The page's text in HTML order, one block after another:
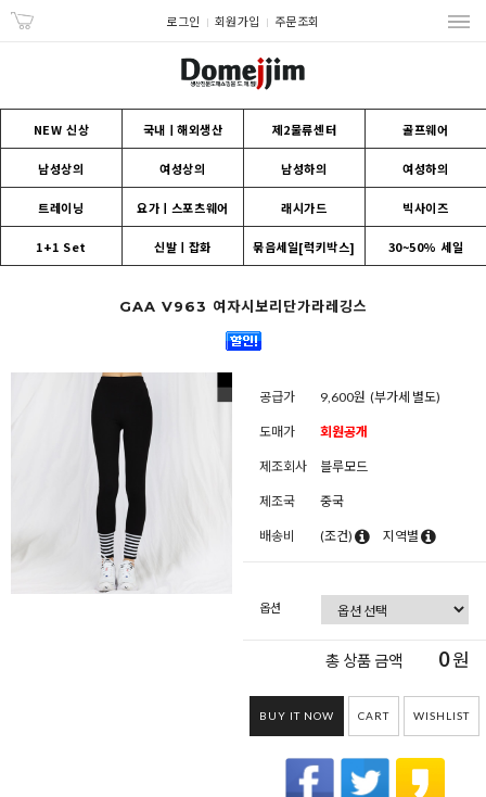
로그인 회원가입 주문조회
NEW 신상 국내ㅣ해외생산 제2물류센터 골프웨어
남성상의 여성상의 남성하의 여성하의
트레이닝 요가ㅣ스포츠웨어 래시가드 빅사이즈
1+1 Set 신발ㅣ잡화 묶음세일[럭키박스] 30~50% 세일
GAA V963 여자시보리단가라레깅스
공급가 9,600원 (부가세 별도)
도매가 회원공개
제조회사 블루모드
제조국 중국
배송비 (조건) 지역별
옵션
총 상품 금액 0원
BUY IT NOW CART WISHLIST